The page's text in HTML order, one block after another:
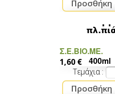
Σ.Ε.ΒΙΟ.ΜΕ.
1,60 € 400ml
Τεμάχια